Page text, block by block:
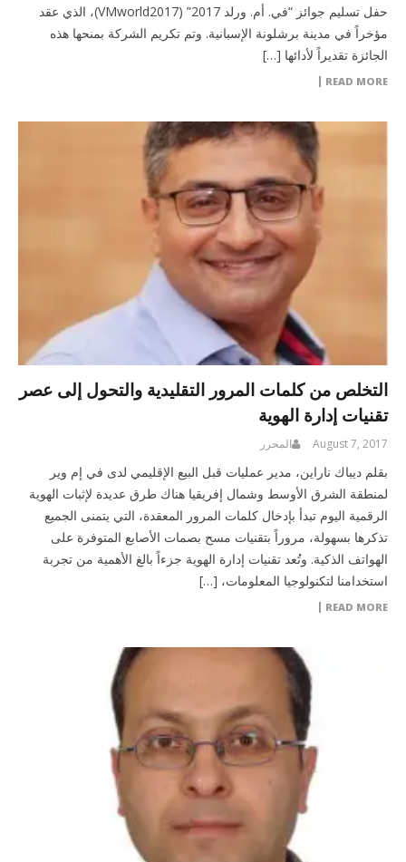
حفل تسليم جوائز “في. أم. ورلد 2017” (VMworld2017)، الذي عقد
مؤخراً في مدينة برشلونة الإسبانية. وتم تكريم الشركة بمنحها هذه
الجائزة تقديراً لأدائها […]
READ MORE
التخلص من كلمات المرور التقليدية والتحول إلى عصر
تقنيات إدارة الهوية
August 7, 2017 المحرر
بقلم ديباك ناراين، مدير عمليات قبل البيع الإقليمي لدى في إم وير
لمنطقة الشرق الأوسط وشمال إفريقيا هناك طرق عديدة لإثبات الهوية
الرقمية اليوم تبدأ بإدخال كلمات المرور المعقدة، التي يتمنى الجميع
تذكرها بسهولة، مروراً بتقنيات مسح بصمات الأصابع المتوفرة على
الهواتف الذكية. وتُعد تقنيات إدارة الهوية جزءاً بالغ الأهمية من تجربة
استخدامنا لتكنولوجيا المعلومات، […]
READ MORE